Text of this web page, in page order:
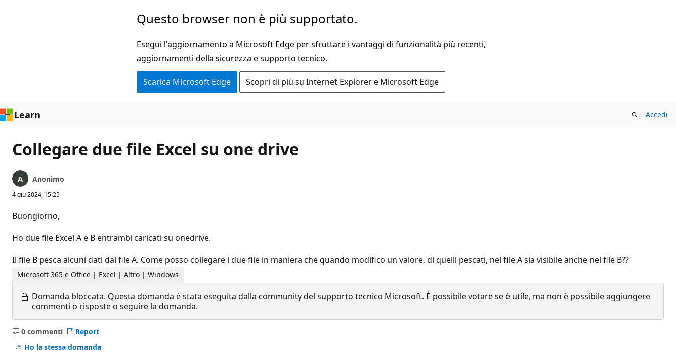
Questo browser non è più supportato.
Esegui l'aggiornamento a Microsoft Edge per sfruttare i vantaggi di funzionalità più recenti,
aggiornamenti della sicurezza e supporto tecnico.
Scarica Microsoft Edge Scopri di più su Internet Explorer e Microsoft Edge
Learn Accedi
Collegare due file Excel su one drive
Anonimo
4 giu 2024, 15:25
Buongiorno,
Ho due file Excel A e B entrambi caricati su onedrive.
Il file B pesca alcuni dati dal file A. Come posso collegare i due file in maniera che quando modifico un valore, di quelli pescati, nel file A sia visibile anche nel file B??
Microsoft 365 e Office | Excel | Altro | Windows
Domanda bloccata. Questa domanda è stata eseguita dalla community del supporto tecnico Microsoft. È possibile votare se è utile, ma non è possibile aggiungere
commenti o risposte o seguire la domanda.
0 commenti
Nessun
commento
Report
Ho la stessa domanda